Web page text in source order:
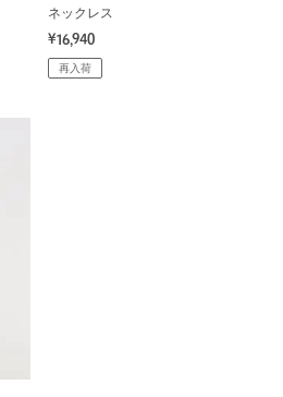
ネックレス
¥16,940
再入荷